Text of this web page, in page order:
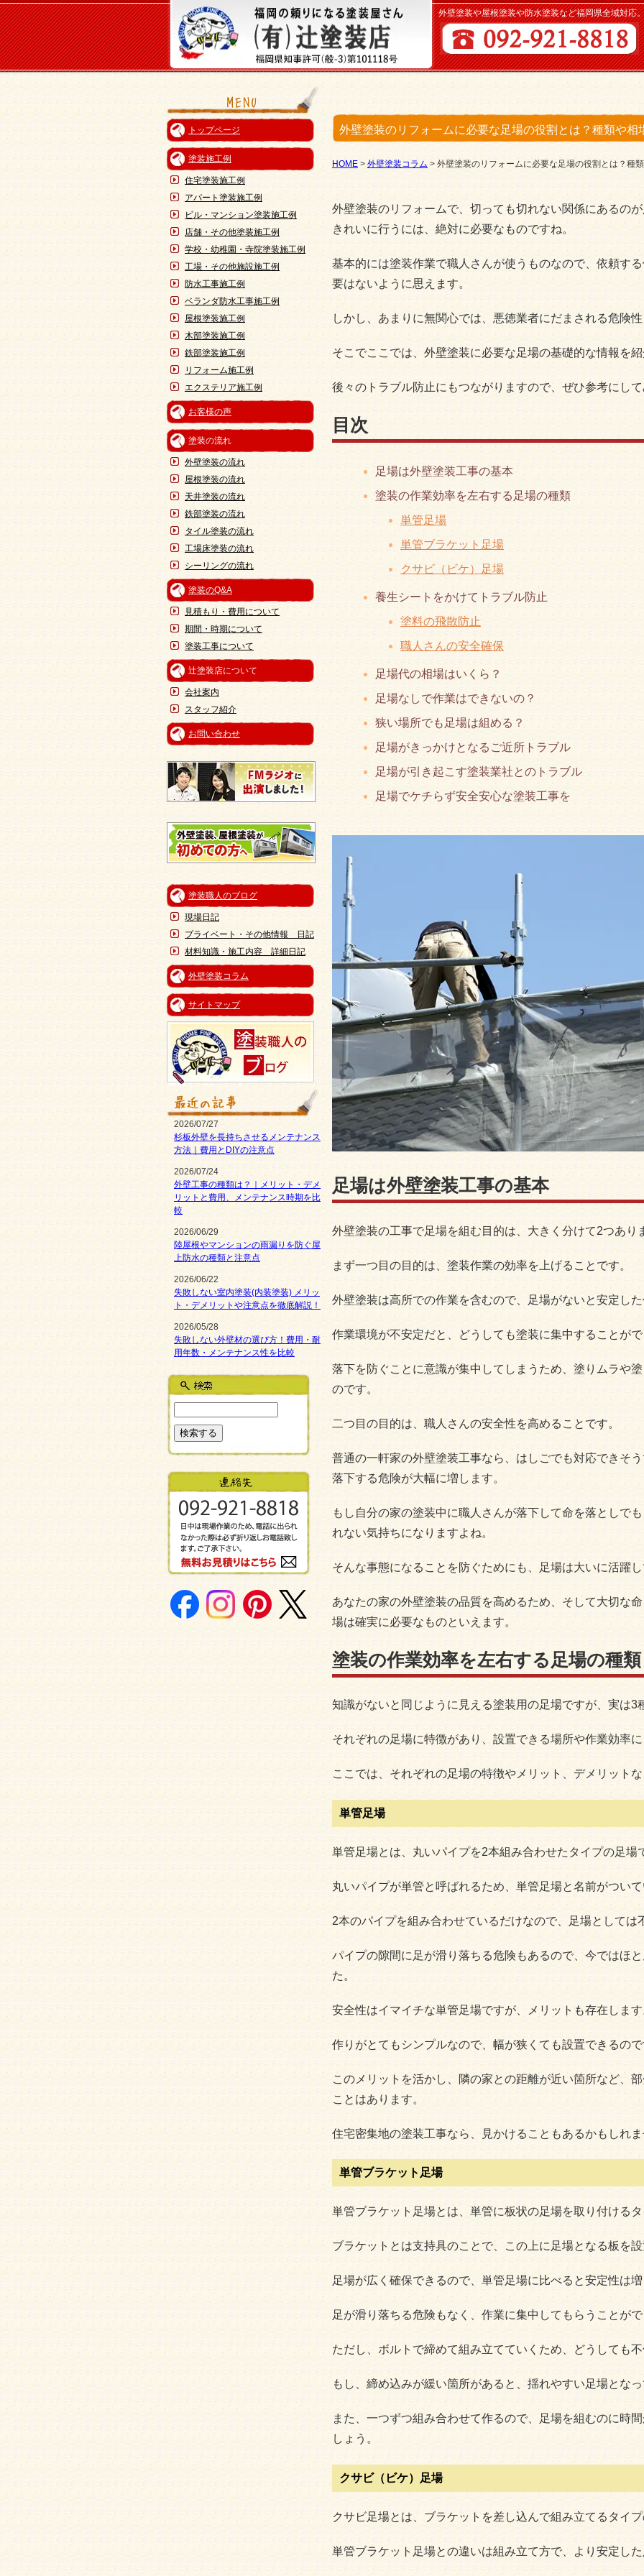
外壁塗装や屋根塗装や防水塗装など福岡県全域対応
トップページ
塗装施工例
住宅塗装施工例
アパート塗装施工例
ビル・マンション塗装施工例
店舗・その他塗装施工例
学校・幼稚園・寺院塗装施工例
工場・その他施設施工例
防水工事施工例
ベランダ防水工事施工例
屋根塗装施工例
木部塗装施工例
鉄部塗装施工例
リフォーム施工例
エクステリア施工例
お客様の声
塗装の流れ
外壁塗装の流れ
屋根塗装の流れ
天井塗装の流れ
鉄部塗装の流れ
タイル塗装の流れ
工場床塗装の流れ
シーリングの流れ
塗装のQ&A
見積もり・費用について
期間・時期について
塗装工事について
辻塗装店について
会社案内
スタッフ紹介
お問い合わせ
塗装職人のブログ
現場日記
プライベート・その他情報 日記
材料知識・施工内容 詳細日記
外壁塗装コラム
サイトマップ
2026/07/27
杉板外壁を長持ちさせるメンテナンス
方法｜費用とDIYの注意点
2026/07/24
外壁工事の種類は？｜メリット・デメ
リットと費用、メンテナンス時期を比
較
2026/06/29
陸屋根やマンションの雨漏りを防ぐ屋
上防水の種類と注意点
2026/06/22
失敗しない室内塗装(内装塗装) メリッ
ト・デメリットや注意点を徹底解説！
2026/05/28
失敗しない外壁材の選び方！費用・耐
用年数・メンテナンス性を比較
外壁塗装のリフォームに必要な足場の役割とは？種類や相
HOME > 外壁塗装コラム > 外壁塗装のリフォームに必要な足場の役割とは？種
外壁塗装のリフォームで、切っても切れない関係にあるの
きれいに行うには、絶対に必要なものですね。
基本的には塗装作業で職人さんが使うものなので、依頼す
要はないように思えます。
しかし、あまりに無関心では、悪徳業者にだまされる危険
そこでここでは、外壁塗装に必要な足場の基礎的な情報を
後々のトラブル防止にもつながりますので、ぜひ参考にし
目次
足場は外壁塗装工事の基本
塗装の作業効率を左右する足場の種類
単管足場
単管ブラケット足場
クサビ（ビケ）足場
養生シートをかけてトラブル防止
塗料の飛散防止
職人さんの安全確保
足場代の相場はいくら？
足場なしで作業はできないの？
狭い場所でも足場は組める？
足場がきっかけとなるご近所トラブル
足場が引き起こす塗装業社とのトラブル
足場でケチらず安全安心な塗装工事を
足場は外壁塗装工事の基本
外壁塗装の工事で足場を組む目的は、大きく分けて2つあり
まず一つ目の目的は、塗装作業の効率を上げることです。
外壁塗装は高所での作業を含むので、足場がないと安定し
作業環境が不安定だと、どうしても塗装に集中することが
落下を防ぐことに意識が集中してしまうため、塗りムラや
のです。
二つ目の目的は、職人さんの安全性を高めることです。
普通の一軒家の外壁塗装工事なら、はしごでも対応できそ
落下する危険が大幅に増します。
もし自分の家の塗装中に職人さんが落下して命を落としで
れない気持ちになりますよね。
そんな事態になることを防ぐためにも、足場は大いに活躍
あなたの家の外壁塗装の品質を高めるため、そして大切な
場は確実に必要なものといえます。
塗装の作業効率を左右する足場の種類
知識がないと同じように見える塗装用の足場ですが、実は3
それぞれの足場に特徴があり、設置できる場所や作業効率
ここでは、それぞれの足場の特徴やメリット、デメリット
単管足場
単管足場とは、丸いパイプを2本組み合わせたタイプの足場
丸いパイプが単管と呼ばれるため、単管足場と名前がつい
2本のパイプを組み合わせているだけなので、足場としては
パイプの隙間に足が滑り落ちる危険もあるので、今ではほ
た。
安全性はイマイチな単管足場ですが、メリットも存在しま
作りがとてもシンプルなので、幅が狭くても設置できるの
このメリットを活かし、隣の家との距離が近い箇所など、
ことはあります。
住宅密集地の塗装工事なら、見かけることもあるかもしれ
単管ブラケット足場
単管ブラケット足場とは、単管に板状の足場を取り付ける
ブラケットとは支持具のことで、この上に足場となる板を
足場が広く確保できるので、単管足場に比べると安定性は
足が滑り落ちる危険もなく、作業に集中してもらうことが
ただし、ボルトで締めて組み立てていくため、どうしても
もし、締め込みが緩い箇所があると、揺れやすい足場とな
また、一つずつ組み合わせて作るので、足場を組むのに時
しょう。
クサビ（ビケ）足場
クサビ足場とは、ブラケットを差し込んで組み立てるタイ
単管ブラケット足場との違いは組み立て方で、より安定し